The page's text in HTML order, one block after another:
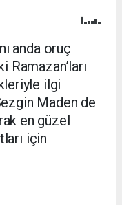
anda oruç
Ramazan’ları
ilgi
Maden de
en güzel
için